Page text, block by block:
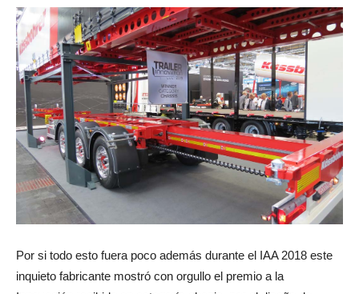
Por si todo esto fuera poco además durante el IAA 2018 este
inquieto fabricante mostró con orgullo el premio a la